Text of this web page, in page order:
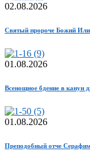
02.08.2026
Святый пророче Божий
01.08.2026
Всенощное бдение в канун
01.08.2026
Преподобный отче